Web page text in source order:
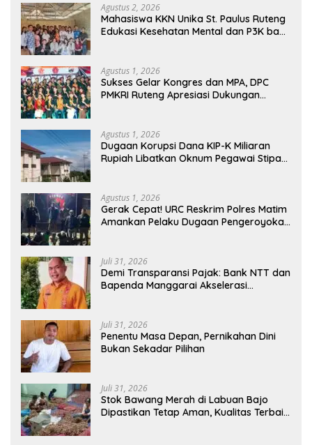
Agustus 2, 2026
Mahasiswa KKN Unika St. Paulus Ruteng
Edukasi Kesehatan Mental dan P3K bagi
Agustus 1, 2026
Sukses Gelar Kongres dan MPA, DPC
PMKRI Ruteng Apresiasi Dukungan
Agustus 1, 2026
Dugaan Korupsi Dana KIP-K Miliaran
Rupiah Libatkan Oknum Pegawai Stipas
Agustus 1, 2026
Gerak Cepat! URC Reskrim Polres Matim
Amankan Pelaku Dugaan Pengeroyokan
Juli 31, 2026
​Demi Transparansi Pajak: Bank NTT dan
Bapenda Manggarai Akselerasi
Juli 31, 2026
Penentu Masa Depan, Pernikahan Dini
Bukan Sekadar Pilihan
Juli 31, 2026
Stok Bawang Merah di Labuan Bajo
Dipastikan Tetap Aman, Kualitas Terbaik